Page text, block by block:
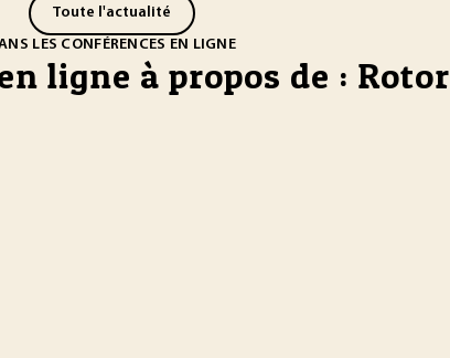
Toute l'actualité
LES CONFÉRENCES EN LIGNE
ligne à propos de : Rotor